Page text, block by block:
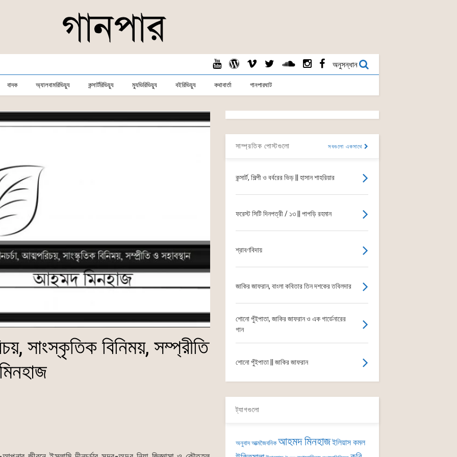
অনুসন্ধান
বাদক অ্যালবামরিভিয়্যু কন্সার্টরিভিয়্যু ম্যুভিরিভিয়্যু বইরিভিয়্যু কথাবার্তা গানপারঘাট
সাংস্কৃতিক বিনিময়, সম্প্রীতি
সাম্প্রতিক পোস্টগুলো সবগুলো একসাথে
কন্সার্ট, শিল্পী ও বর্বরের ভিড় || হাসান শাহরিয়ার
ফরেস্ট সিটি দিনপত্রী / ১৩ || পাপড়ি রহমান
শ্রাবণবিদায়
জাকির জাফরান, বাংলা কবিতার তিন দশকের তবিলদার
শোনো পুঁইপাতা, জাকির জাফরান ও এক গার্ডেনারের
গান
শোনো পুঁইপাতা || জাকির জাফরান
ট্যাগগুলো
অনুবাদ আত্মজৈবনিক আহমদ মিনহাজইলিয়াস কমল